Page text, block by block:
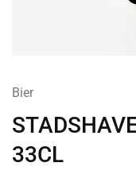
Bier
33CL